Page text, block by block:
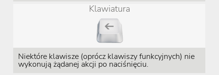
Klawiatura
Niektóre klawisze (oprócz klawiszy funkcyjnych) nie
wykonują żądanej akcji po naciśnięciu.